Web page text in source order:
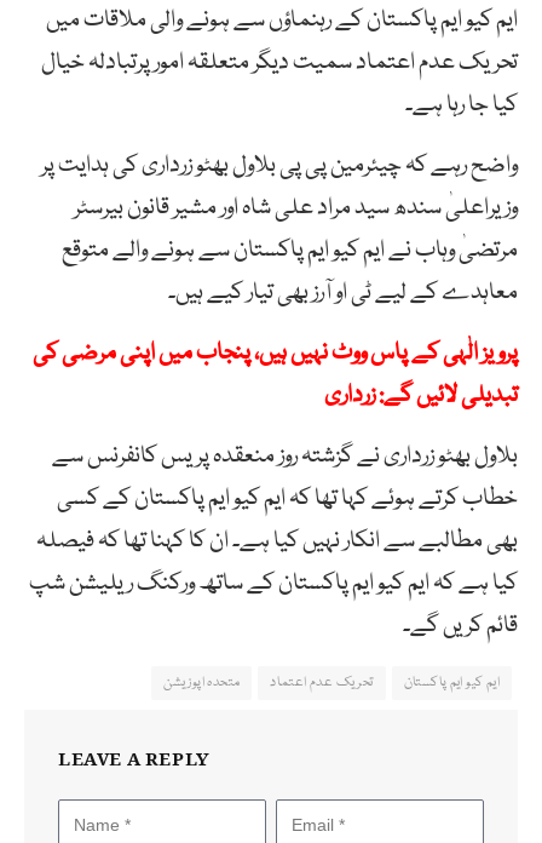
ایم کیو ایم پاکستان کے رہنماؤں سے ہونے والی ملاقات میں
تحریک عدم اعتماد سمیت دیگر متعلقہ امور پرتبادلہ خیال
کیا جا رہا ہے۔
واضح رہے کہ چیئرمین پی پی بلاول بھٹو زرداری کی ہدایت پر
وزیراعلیٰ سندھ سید مراد علی شاہ اور مشیر قانون بیرسٹر
مرتضیٰ وہاب نے ایم کیو ایم پاکستان سے ہونے والے متوقع
معاہدے کے لیے ٹی او آرز بھی تیار کیے ہیں۔
پرویز الٰہی کے پاس ووٹ نہیں ہیں، پنجاب میں اپنی مرضی کی
تبدیلی لائیں گے: زرداری
بلاول بھٹو زرداری نے گزشتہ روز منعقدہ پریس کانفرنس سے
خطاب کرتے ہوئے کہا تھا کہ ایم کیو ایم پاکستان کے کسی
بھی مطالبے سے انکار نہیں کیا ہے۔ ان کا کہنا تھا کہ فیصلہ
کیا ہے کہ ایم کیو ایم پاکستان کے ساتھ ورکنگ ریلیشن شپ
قائم کریں گے۔
ایم کیو ایم پاکستان تحریک عدم اعتماد متحدہ اپوزیشن
LEAVE A REPLY